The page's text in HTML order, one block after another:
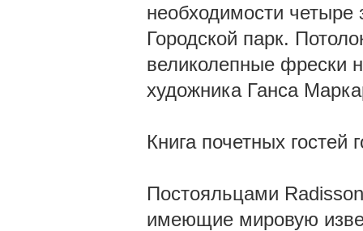
необходимости четыре
Городской парк.
великолепные фрески
художника Ганса
Книга почетных
Постояльцами
имеющие мировую